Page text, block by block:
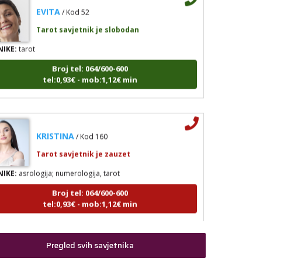
tarot
Broj tel: 064/600-600
tel:0,93€ - mob:1,12€ min
asrologija; numerologija, tarot
Broj tel: 064/600-600
tel:0,93€ - mob:1,12€ min
TINA / Kod 16
Pregled svih savjetnika